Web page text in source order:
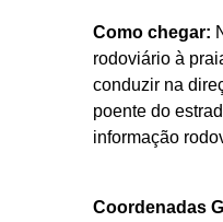
Como chegar:
rodoviário à
conduzir na
poente do
informação
Coordenadas